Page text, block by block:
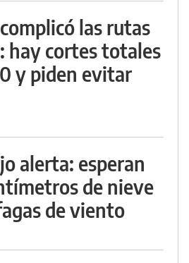
las rutas
hay cortes totales
y piden evitar
alerta: esperan
de nieve
de viento